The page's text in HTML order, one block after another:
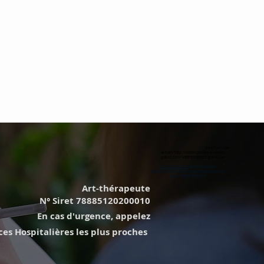
Art-thérapeute
N° Siret 78885120200010
En cas d'urgence, appelez
Hospitalières les plus proches
sylvie-78885120200010/